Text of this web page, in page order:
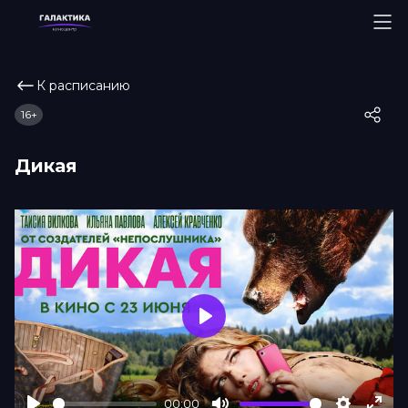
К расписанию
Дикая
16+
00:00
Play